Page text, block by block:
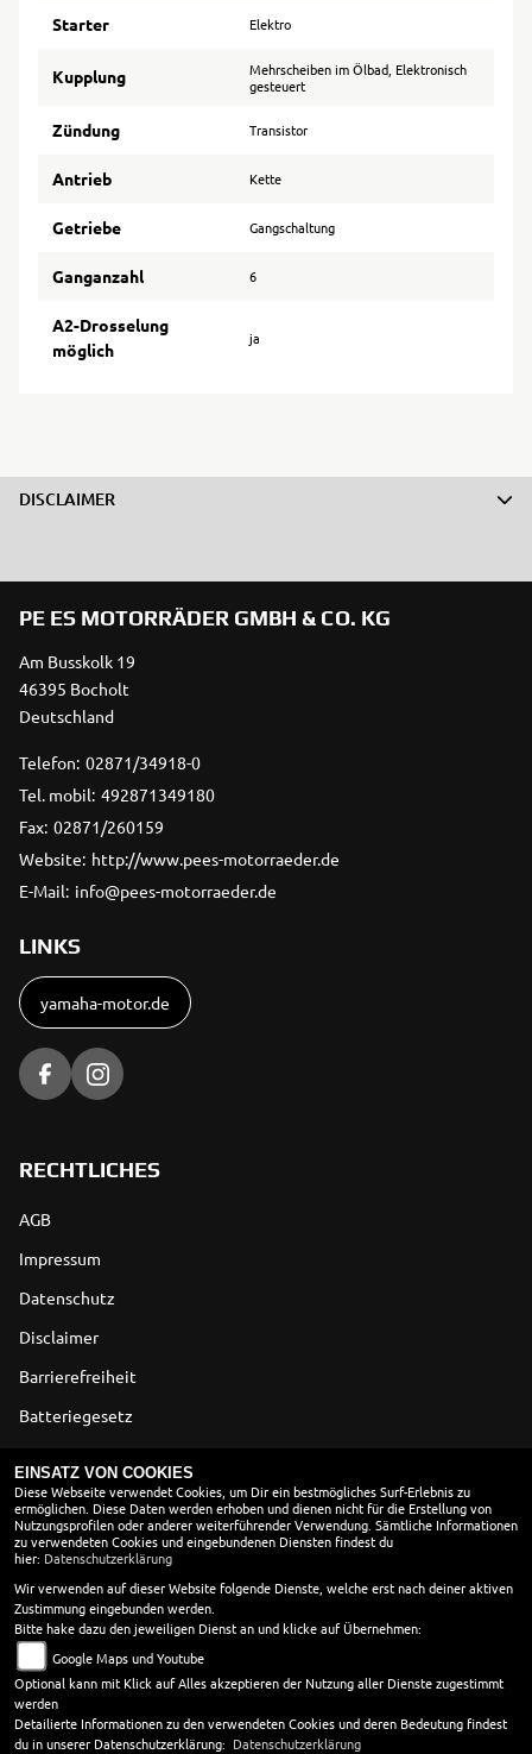
Starter Elektro
Kupplung
Mehrscheiben im Ölbad, Elektronisch
gesteuert
Zündung Transistor
Antrieb Kette
Getriebe Gangschaltung
Ganganzahl 6
A2-Drosselung
möglich
ja
DISCLAIMER
PE ES MOTORRÄDER GMBH & CO. KG
Am Busskolk 19
46395 Bocholt
Deutschland
Telefon: 02871/34918-0
Tel. mobil: 492871349180
Fax: 02871/260159
Website: http://www.pees-motorraeder.de
E-Mail: info@pees-motorraeder.de
LINKS
yamaha-motor.de
RECHTLICHES
AGB
Impressum
Datenschutz
Disclaimer
Barrierefreiheit
Batteriegesetz
ÖFFNUNGSZEITEN
Montag:
geschlossen
Dienstag:
09:00 - 18:00
Mittwoch:
09:00 - 18:00
Donnerstag:
09:00 - 18:00
Freitag:
09:00 - 18:00
Samstag:
09:00 - 14:00
Sonntag:
geschlossen
EINSATZ VON COOKIES
Diese Webseite verwendet Cookies, um Dir ein bestmögliches Surf-Erlebnis zu
ermöglichen. Diese Daten werden erhoben und dienen nicht für die Erstellung von
Nutzungsprofilen oder anderer weiterführender Verwendung. Sämtliche Informationen
zu verwendeten Cookies und eingebundenen Diensten findest du
hier: Datenschutzerklärung
Wir verwenden auf dieser Website folgende Dienste, welche erst nach deiner aktiven
Zustimmung eingebunden werden.
Bitte hake dazu den jeweiligen Dienst an und klicke auf Übernehmen:
Google Maps und Youtube
Optional kann mit Klick auf Alles akzeptieren der Nutzung aller Dienste zugestimmt
werden
Detailierte Informationen zu den verwendeten Cookies und deren Bedeutung findest
du in unserer Datenschutzerklärung: Datenschutzerklärung